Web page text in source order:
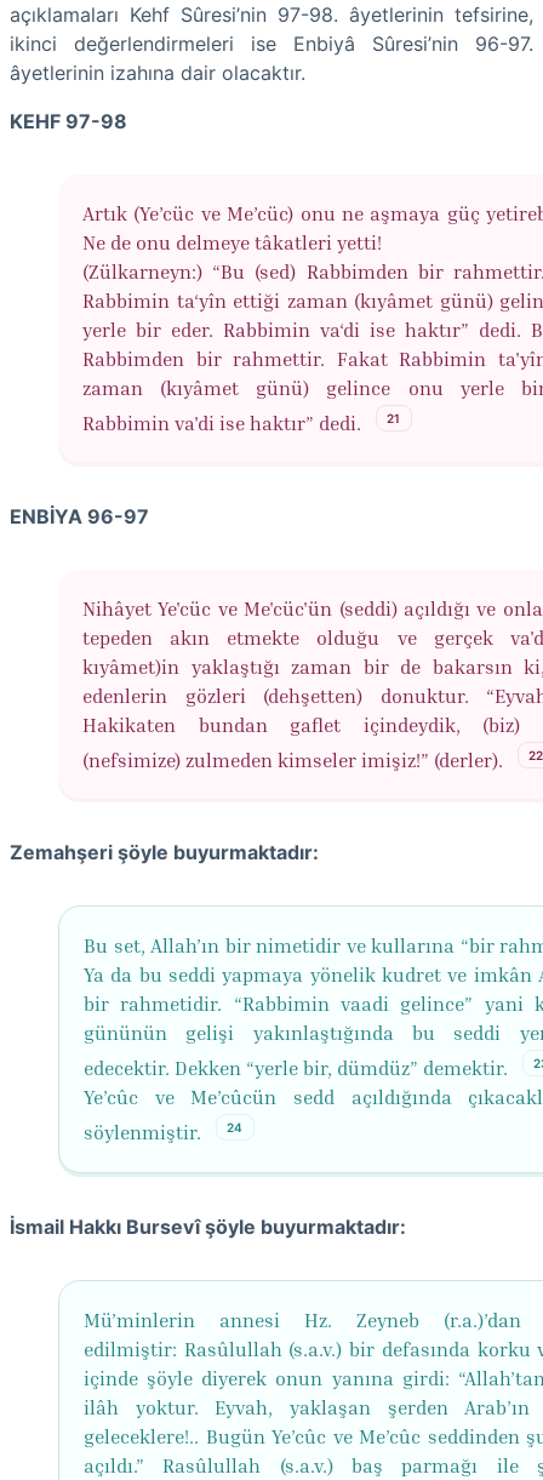
açıklamaları Kehf Sûresi’nin 97-98. âyetlerinin tefsirine,
ikinci değerlendirmeleri ise Enbiyâ Sûresi’nin 96-97.
âyetlerinin izahına dair olacaktır.
KEHF 97-98
Artık (Ye’cüc ve Me’cüc) onu ne aşmaya güç
Ne de onu delmeye tâkatleri yetti!
(Zülkarneyn:) “Bu (sed) Rabbimden bir
Rabbimin ta‘yîn ettiği zaman (kıyâmet günü)
yerle bir eder. Rabbimin va‘di ise haktır” dedi.
Rabbimden bir rahmettir. Fakat Rabbimin
zaman (kıyâmet günü) gelince onu yerle
Rabbimin va'di ise haktır” dedi.
21
ENBİYA 96-97
Nihâyet Ye'cüc ve Me'cüc'ün (seddi) açıldığı ve
tepeden akın etmekte olduğu ve gerçek
kıyâmet)in yaklaştığı zaman bir de bakarsın
edenlerin gözleri (dehşetten) donuktur.
Hakikaten bundan gaflet içindeydik, (biz)
(nefsimize) zulmeden kimseler imişiz!” (derler).
22
Zemahşeri şöyle buyurmaktadır:
Bu set, Allah’ın bir nimetidir ve kullarına “bir
Ya da bu seddi yapmaya yönelik kudret ve imkân
bir rahmetidir. “Rabbimin vaadi gelince” yani
gününün gelişi yakınlaştığında bu seddi
edecektir. Dekken “yerle bir, dümdüz” demektir.
Ye’cûc ve Me’cûcün sedd açıldığında
söylenmiştir.
24
İsmail Hakkı Bursevî şöyle buyurmaktadır:
Mü’minlerin annesi Hz. Zeyneb (r.a.)’dan
edilmiştir: Rasûlullah (s.a.v.) bir defasında korku
içinde şöyle diyerek onun yanına girdi:
ilâh yoktur. Eyvah, yaklaşan şerden Arab’ın
geleceklere!.. Bugün Ye’cûc ve Me’cûc seddinden
açıldı.” Rasûlullah (s.a.v.) baş parmağı ile